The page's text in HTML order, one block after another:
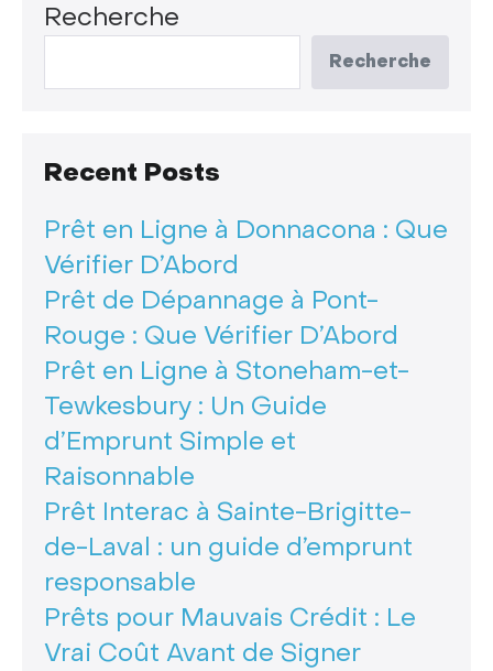
Recherche
Recherche
Recent Posts
Prêt en Ligne à Donnacona : Que
Vérifier D’Abord
Prêt de Dépannage à Pont-
Rouge : Que Vérifier D’Abord
Prêt en Ligne à Stoneham-et-
Tewkesbury : Un Guide
d’Emprunt Simple et
Raisonnable
Prêt Interac à Sainte-Brigitte-
de-Laval : un guide d’emprunt
responsable
Prêts pour Mauvais Crédit : Le
Vrai Coût Avant de Signer